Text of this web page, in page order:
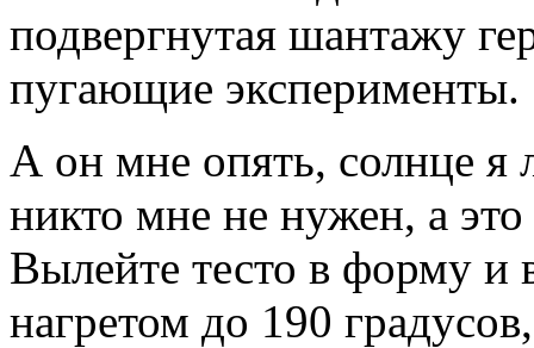
подвергнутая шантажу
пугающие эксперименты.
А он мне опять, солнце я
никто мне не нужен, а
Вылейте тесто в форму и
нагретом до 190